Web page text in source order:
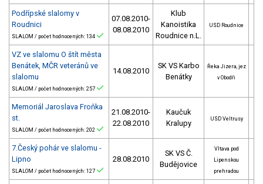
Podřípské slalomy v
Roudnici
SLALOM / počet hodnocených: 134
07.08.2010-
08.08.2010
Klub
Kanoistika
Roudnice n.L.
USD Roudnice
VZ ve slalomu O štít města
Benátek, MČR veteránů ve
slalomu
SLALOM / počet hodnocených: 257
14.08.2010
SK VS Karbo
Benátky
Řeka Jizera, jez
v Obodři
Memoriál Jaroslava Froňka
st.
SLALOM / počet hodnocených: 202
21.08.2010-
22.08.2010
Kaučuk
Kralupy
USD Veltrusy
7.Český pohár ve slalomu -
Lipno
SLALOM / počet hodnocených: 127
28.08.2010
SK VS Č.
Budějovice
Vltava pod
Lipenskou
prehradou